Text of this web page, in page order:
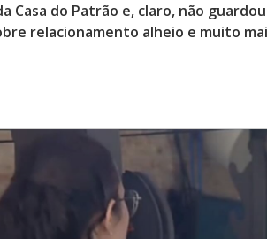
Casa do Patrão e, claro, não
relacionamento alheio e muito